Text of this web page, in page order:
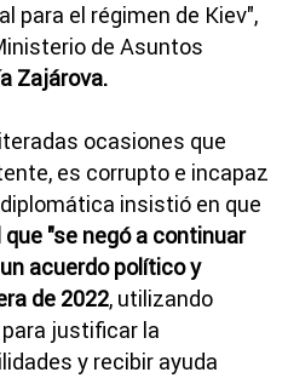
para el régimen de Kiev",
de Asuntos
Zajárova.
ocasiones que
es corrupto e incapaz
insistió en que
que "se negó a continuar
acuerdo político y
de 2022, utilizando
justificar la
y recibir ayuda